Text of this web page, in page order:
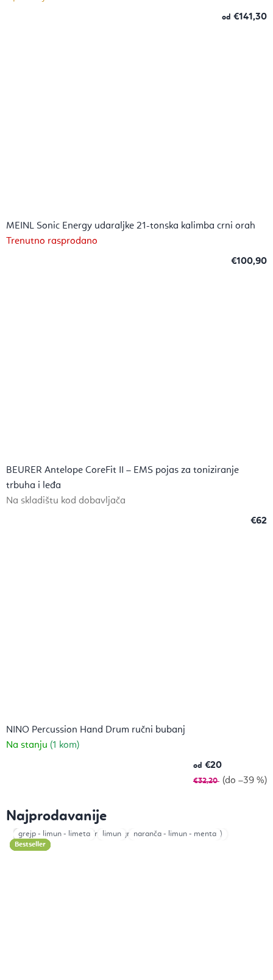
od €141,30
MEINL Sonic Energy udaraljke 21-tonska kalimba crni orah
Trenutno rasprodano
€100,90
BEURER Antelope CoreFit II – EMS pojas za toniziranje
trbuha i leđa
Na skladištu kod dobavljača
€62
NINO Percussion Hand Drum ručni bubanj
Na stanju (1 kom)
od €20
€32,20 (do –39 %)
Najprodavanije
Bestseller
Bestseller
Cvijet života
Bestseller
Bestseller
1 2 3
Bestseller
Aqua (Voda) Aria (Zrak) Ignis (Vatra) Terra (Zemlja)
Bestseller
grejp - limun - limeta limun naranča - limun - menta
Bestseller
Bestseller